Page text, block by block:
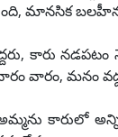
మానసిక
కారు
వారం, మనం
అమ్మను కారులో